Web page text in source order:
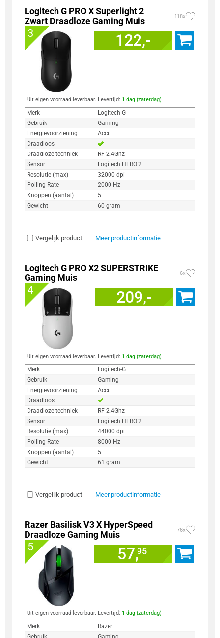
Logitech G PRO X Superlight 2
Zwart Draadloze Gaming Muis
118x
3 122,-
Uit eigen voorraad leverbaar. Levertijd: 1 dag (zaterdag)
Merk
Logitech-G
Gebruik
Gaming
Energievoorziening
Accu
Draadloos
Draadloze techniek
RF 2.4Ghz
Sensor
Logitech HERO 2
Resolutie (max)
32000 dpi
Polling Rate
2000 Hz
Knoppen (aantal)
5
Gewicht
60 gram
Vergelijk product Meer productinformatie
Logitech G PRO X2 SUPERSTRIKE
Gaming Muis
6x
4 209,-
Uit eigen voorraad leverbaar. Levertijd: 1 dag (zaterdag)
Merk
Logitech-G
Gebruik
Gaming
Energievoorziening
Accu
Draadloos
Draadloze techniek
RF 2.4Ghz
Sensor
Logitech HERO 2
Resolutie (max)
44000 dpi
Polling Rate
8000 Hz
Knoppen (aantal)
5
Gewicht
61 gram
Vergelijk product Meer productinformatie
Razer Basilisk V3 X HyperSpeed
Draadloze Gaming Muis
76x
5 57,95
Uit eigen voorraad leverbaar. Levertijd: 1 dag (zaterdag)
Merk
Razer
Gebruik
Gaming